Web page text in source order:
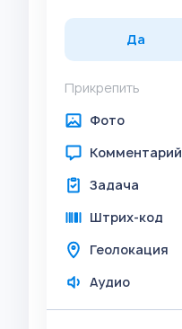
Да
Прикрепить
Фото
Комментарий
Задача
Штрих-код
Геолокация
Аудио